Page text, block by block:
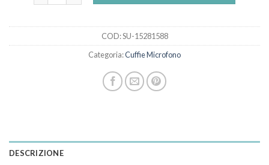
COD:SU-15281588
Categoria:Cuffie Microfono
DESCRIZIONE